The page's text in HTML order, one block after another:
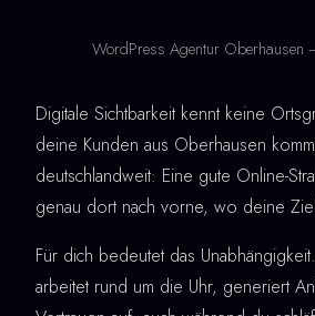
WordPress Agentur Oberhausen
Digitale Sichtbarkeit kennt keine
deine Kunden aus Oberhausen
deutschlandweit: Eine gute Online-
genau dort nach vorne, wo deine
Für dich bedeutet das
arbeitet rund um die Uhr, generiert